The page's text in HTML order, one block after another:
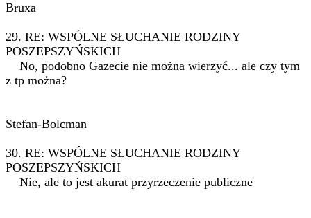
Bruxa
29. RE: WSPÓLNE SŁUCHANIE RODZINY
POSZEPSZYŃSKICH
No, podobno Gazecie nie można wierzyć... ale czy tym
z tp można?
Stefan-Bolcman
30. RE: WSPÓLNE SŁUCHANIE RODZINY
POSZEPSZYŃSKICH
Nie, ale to jest akurat przyrzeczenie publiczne